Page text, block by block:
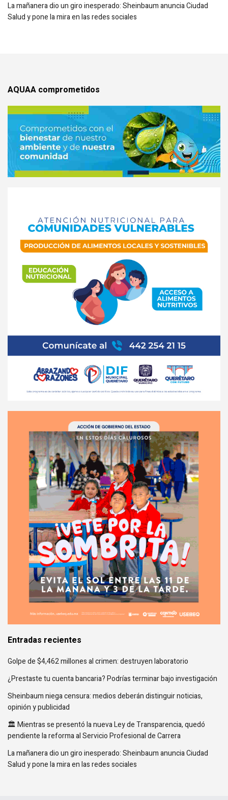
La mañanera dio un giro inesperado: Sheinbaum anuncia Ciudad
Salud y pone la mira en las redes sociales
AQUAA comprometidos
Entradas recientes
Golpe de $4,462 millones al crimen: destruyen laboratorio
¿Prestaste tu cuenta bancaria? Podrías terminar bajo investigación
Sheinbaum niega censura: medios deberán distinguir noticias,
opinión y publicidad
🏛️ Mientras se presentó la nueva Ley de Transparencia, quedó
pendiente la reforma al Servicio Profesional de Carrera
La mañanera dio un giro inesperado: Sheinbaum anuncia Ciudad
Salud y pone la mira en las redes sociales